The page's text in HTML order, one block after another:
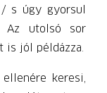
s úgy gyorsul
Az utolsó sor
is jól példázza.
keresi,